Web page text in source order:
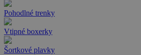
Pohodlné trenky
Vtipné boxerky
Šortkové plavky